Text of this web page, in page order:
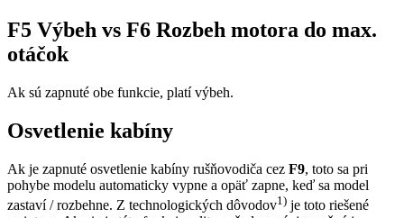
F5 Výbeh vs F6 Rozbeh motora do max.
otáčok
Ak sú zapnuté obe funkcie, platí výbeh.
Osvetlenie kabíny
Ak je zapnuté osvetlenie kabíny rušňovodiča cez F9, toto sa pri
pohybe modelu automaticky vypne a opäť zapne, keď sa model
zastaví / rozbehne. Z technologických dôvodov1) je toto riešené